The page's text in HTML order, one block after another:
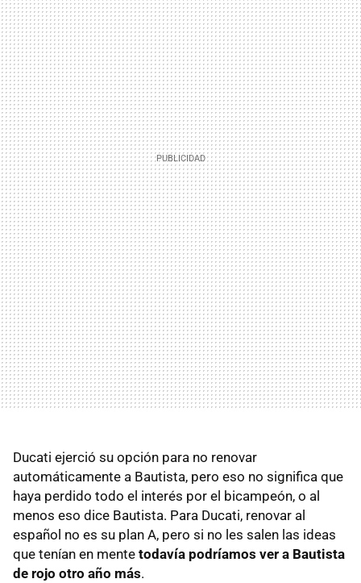
Ducati ejerció su opción para no renovar
automáticamente a Bautista, pero eso no significa que
haya perdido todo el interés por el bicampeón, o al
menos eso dice Bautista. Para Ducati, renovar al
español no es su plan A, pero si no les salen las ideas
que tenían en mente todavía podríamos ver a Bautista
de rojo otro año más.